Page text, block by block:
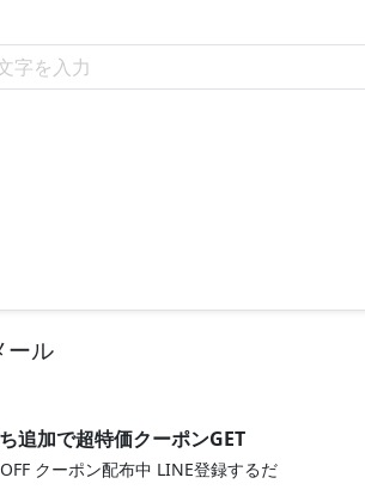
ール
追加で超特価クーポンGET
クーポン配布中 LINE登録するだ